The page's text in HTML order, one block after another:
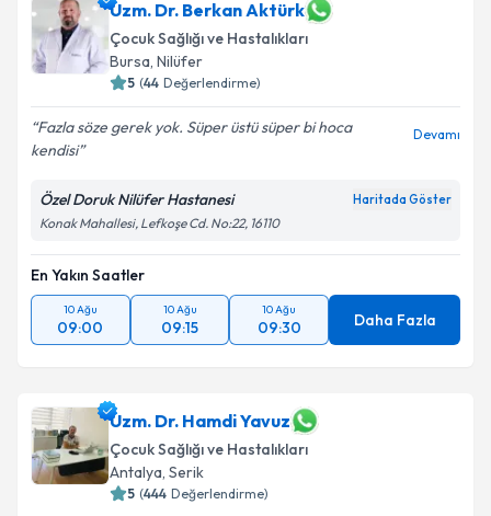
Uzm. Dr. Berkan Aktürk
Çocuk Sağlığı ve Hastalıkları
Bursa, Nilüfer
5 (44 Değerlendirme)
Fazla söze gerek yok. Süper üstü süper bi hoca
kendisi
Devamı
Özel Doruk Nilüfer Hastanesi Haritada Göster
Konak Mahallesi, Lefkoşe Cd. No:22, 16110
En Yakın Saatler
10 Ağu
09:00
10 Ağu
09:15
10 Ağu
09:30 Daha Fazla
Uzm. Dr. Hamdi Yavuz
Çocuk Sağlığı ve Hastalıkları
Antalya, Serik
5 (444 Değerlendirme)